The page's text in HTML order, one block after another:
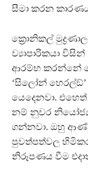
සීමා කරන
ක්‍රොනිකල්
ව්‍යාපාරිකයා
ආරම්භ කරන්නේ
‘සිලෝන්
යෙදෙනවා.
නම් නුවර
ගන්නවා. ඔහු
පුවත්පත්වල
නිරූපණය වීම